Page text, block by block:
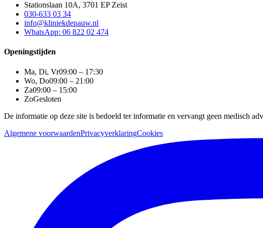
Stationslaan 10A, 3701 EP Zeist
030-633 03 34
info@kliniekdepauw.nl
WhatsApp: 06 822 02 474
Openingstijden
Ma, Di, Vr09:00 – 17:30
Wo, Do09:00 – 21:00
Za09:00 – 15:00
ZoGesloten
De informatie op deze site is bedoeld ter informatie en vervangt geen medisch
Algemene voorwaardenPrivacyverklaringCookies